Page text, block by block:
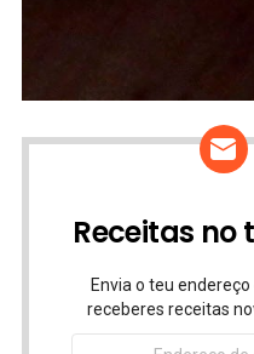
Receitas no
Envia o teu
receberes receitas
Endereço